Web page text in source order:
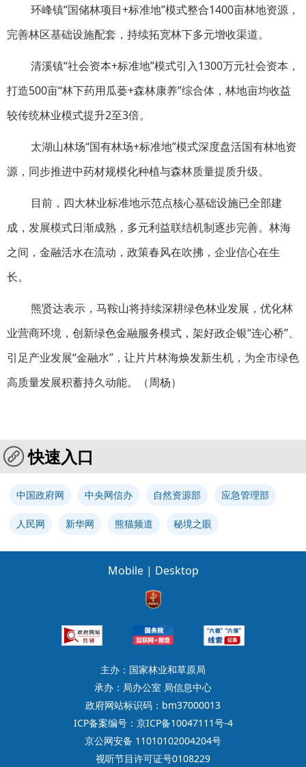
环峰镇“国储林项目+标准地”模式整合1400亩林地资源，
完善林区基础设施配套，持续拓宽林下多元增收渠道。
清溪镇“社会资本+标准地”模式引入1300万元社会资本，
打造500亩“林下药用瓜蒌+森林康养”综合体，林地亩均收益
较传统林业模式提升2至3倍。
太湖山林场“国有林场+标准地”模式深度盘活国有林地资
源，同步推进中药材规模化种植与森林质量提质升级。
目前，四大林业标准地示范点核心基础设施已全部建
成，发展模式日渐成熟，多元利益联结机制逐步完善。林海
之间，金融活水在流动，政策春风在吹拂，企业信心在生
长。
熊贤达表示，马鞍山将持续深耕绿色林业发展，优化林
业营商环境，创新绿色金融服务模式，架好政企银“连心桥”、
引足产业发展“金融水”，让片片林海焕发新生机，为全市绿色
高质量发展积蓄持久动能。（周杨）
快速入口
中国政府网 中央网信办 自然资源部 应急管理部
人民网 新华网 熊猫频道 秘境之眼
Mobile | Desktop
主办：国家林业和草原局
承办：局办公室 局信息中心
政府网站标识码：bm37000013
ICP备案编号：京ICP备10047111号-4
京公网安备 11010102004204号
视听节目许可证号0108229